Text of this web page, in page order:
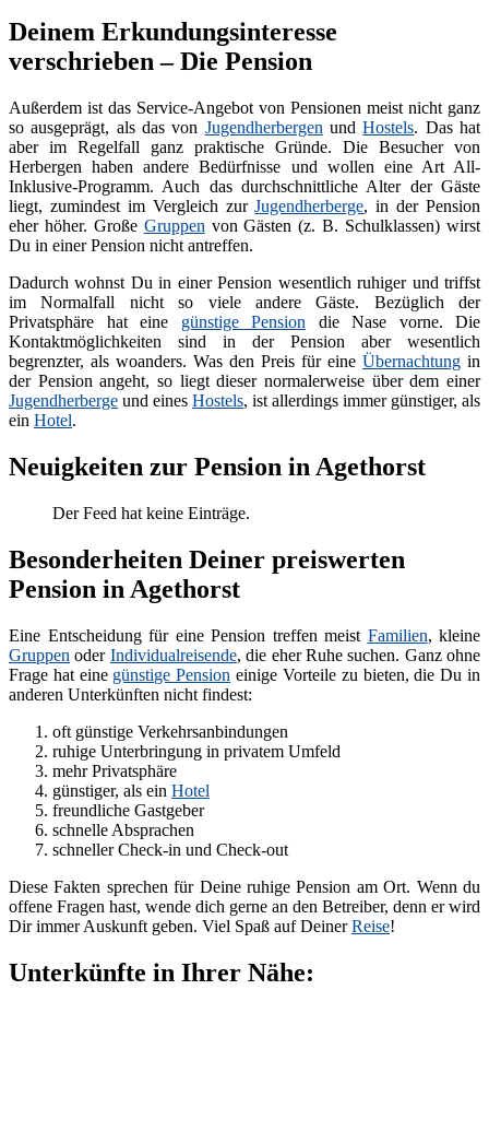
Deinem Erkundungsinteresse
verschrieben – Die Pension
Außerdem ist das Service-Angebot von Pensionen meist nicht ganz
so ausgeprägt, als das von Jugendherbergen undHostels. Das hat
aber im Regelfall ganz praktische Gründe. Die Besucher von
Herbergen haben andere Bedürfnisse und wollen eine Art All-
Inklusive-Programm. Auch das durchschnittliche Alter der Gäste
liegt, zumindest im Vergleich zurJugendherberge, in der Pension
eher höher. Große Gruppen von Gästen (z. B. Schulklassen) wirst
Du in einer Pension nicht antreffen.
Dadurch wohnst Du in einer Pension wesentlich ruhiger und triffst
im Normalfall nicht so viele andere Gäste. Bezüglich der
Privatsphäre hat eine günstige Pension die Nase vorne. Die
Kontaktmöglichkeiten sind in der Pension aber wesentlich
begrenzter, als woanders. Was den Preis für eine Übernachtung in
der Pension angeht, so liegt dieser normalerweise über dem einer
Jugendherberge und eines Hostels, ist allerdings immer günstiger, als
ein Hotel.
Neuigkeiten zur Pension in Agethorst
Der Feed hat keine Einträge.
Besonderheiten Deiner preiswerten
Pension in Agethorst
Eine Entscheidung für eine Pension treffen meist Familien, kleine
Gruppen oder Individualreisende, die eher Ruhe suchen. Ganz ohne
Frage hat eine günstige Pension einige Vorteile zu bieten, die Du in
anderen Unterkünften nicht findest:
oft günstige Verkehrsanbindungen
ruhige Unterbringung in privatem Umfeld
mehr Privatsphäre
günstiger, als ein Hotel
freundliche Gastgeber
schnelle Absprachen
schneller Check-in und Check-out
Diese Fakten sprechen für Deine ruhige Pension am Ort. Wenn du
offene Fragen hast, wende dich gerne an den Betreiber, denn er wird
Dir immer Auskunft geben. Viel Spaß auf DeinerReise!
Unterkünfte in Ihrer Nähe: